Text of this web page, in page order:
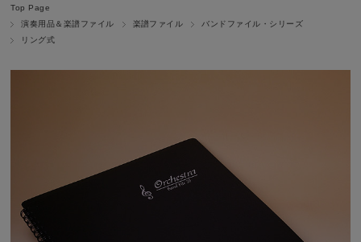
Top Page
演奏用品＆楽譜ファイル
楽譜ファイル
バンドファイル・シリーズ
リング式